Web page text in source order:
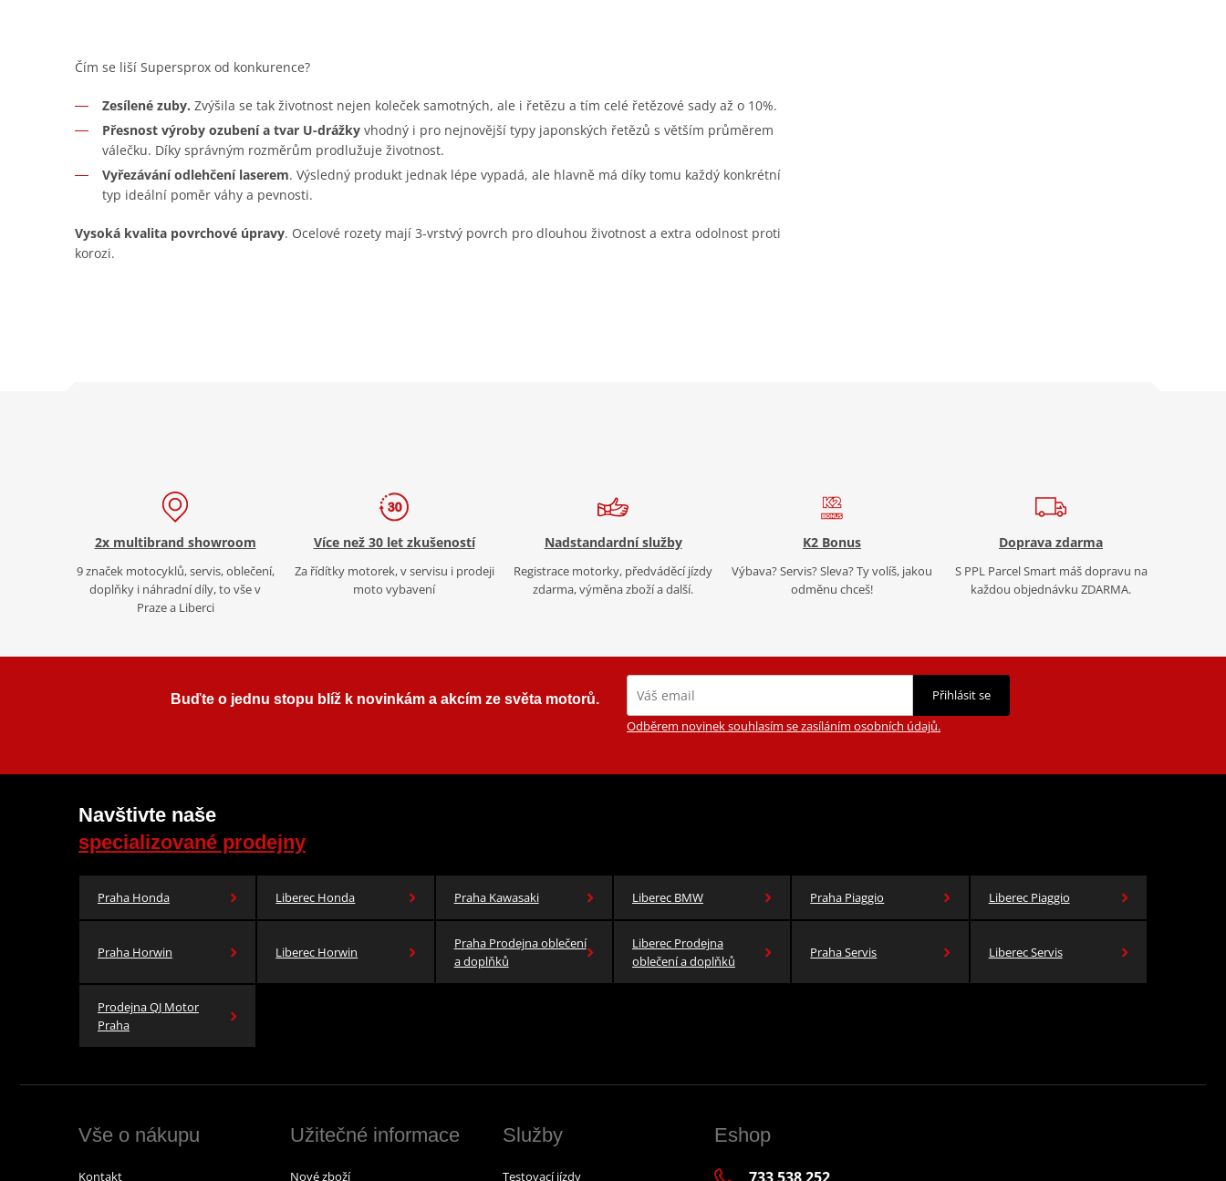
Čím se liší Supersprox od konkurence?
Zesílené zuby. Zvýšila se tak životnost nejen koleček samotných, ale i řetězu a tím celé řetězové sady až o 10%.
Přesnost výroby ozubení a tvar U-drážky vhodný i pro nejnovější typy japonských řetězů s větším průměrem
válečku. Díky správným rozměrům prodlužuje životnost.
Vyřezávání odlehčení laserem. Výsledný produkt jednak lépe vypadá, ale hlavně má díky tomu každý konkrétní
typ ideální poměr váhy a pevnosti.
Vysoká kvalita povrchové úpravy. Ocelové rozety mají 3-vrstvý povrch pro dlouhou životnost a extra odolnost proti
korozi.
2x multibrand showroom
9 značek motocyklů, servis, oblečení,
doplňky i náhradní díly, to vše v
Praze a Liberci
Více než 30 let zkušeností
Za řídítky motorek, v servisu i prodeji
moto vybavení
Nadstandardní služby
Registrace motorky, předváděcí jízdy
zdarma, výměna zboží a další.
K2 Bonus
Výbava? Servis? Sleva? Ty volíš, jakou
odměnu chceš!
Doprava zdarma
S PPL Parcel Smart máš dopravu na
každou objednávku ZDARMA.
Buďte o jednu stopu blíž k novinkám a akcím ze světa motorů.
Přihlásit se
Odběrem novinek souhlasím se zasíláním osobních údajů.
Navštivte naše
specializované prodejny
Praha Honda Liberec Honda Praha Kawasaki Liberec BMW Praha Piaggio Liberec Piaggio
Praha Horwin Liberec Horwin
Praha Prodejna oblečení
a doplňků
Liberec Prodejna
oblečení a doplňků
Praha Servis Liberec Servis
Prodejna QJ Motor
Praha
Vše o nákupu
Kontakt
Užitečné informace
Nové zboží
Služby
Testovací jízdy
Eshop